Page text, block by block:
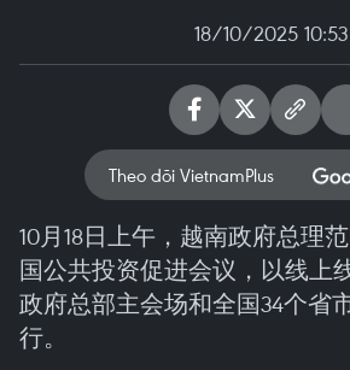
18/10/2025 10:53
Theo dõi VietnamPlus
10月18日上午，越南政府总理
国公共投资促进会议，以线上
政府总部主会场和全国34个省
行。